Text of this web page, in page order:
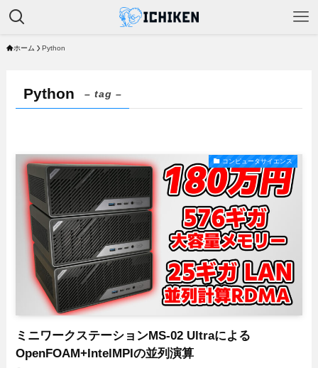
ホーム Python
Python – tag –
コンピュータサイエンス
ミニワークステーションMS-02 Ultraによる
OpenFOAM+IntelMPIの並列演算